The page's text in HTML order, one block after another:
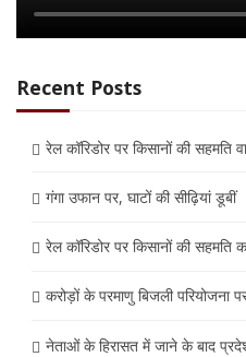
Recent Posts
रेल कॉरिडोर पर किसानों की सहमति
गंगा उफान पर, घाटों की सीढ़ियां डूबीं
रेल कॉरिडोर पर किसानों की सहमति
करोड़ों के परमाणु बिजली परियोजना
नेताओं के हिरासत में जाने के बाद